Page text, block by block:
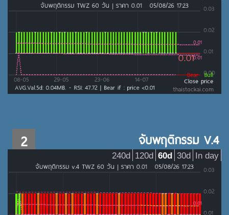
2 จับพฤติกรรม V.4
In day
30d
60d
120d
240d